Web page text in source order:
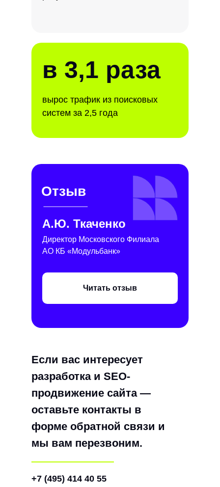
в 3,1 раза
вырос трафик из поисковых
систем за 2,5 года
Отзыв
Читать отзыв
А.Ю. Ткаченко
Директор Московского Филиала
АО КБ «Модульбанк»
Если вас интересует
разработка и SEO-
продвижение сайта —
оставьте контакты в
форме обратной связи и
мы вам перезвоним.
+7 (495) 414 40 55